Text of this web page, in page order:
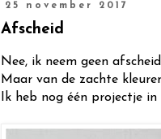
25 november 2017
Afscheid
Nee, ik neem geen
Maar van de zachte
Ik heb nog één projectje